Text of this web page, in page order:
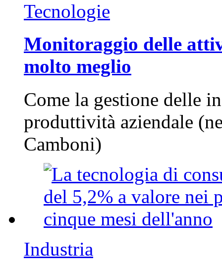
Tecnologie
Monitoraggio delle
molto meglio
Come la gestione delle
produttività aziendale
Camboni)
Industria